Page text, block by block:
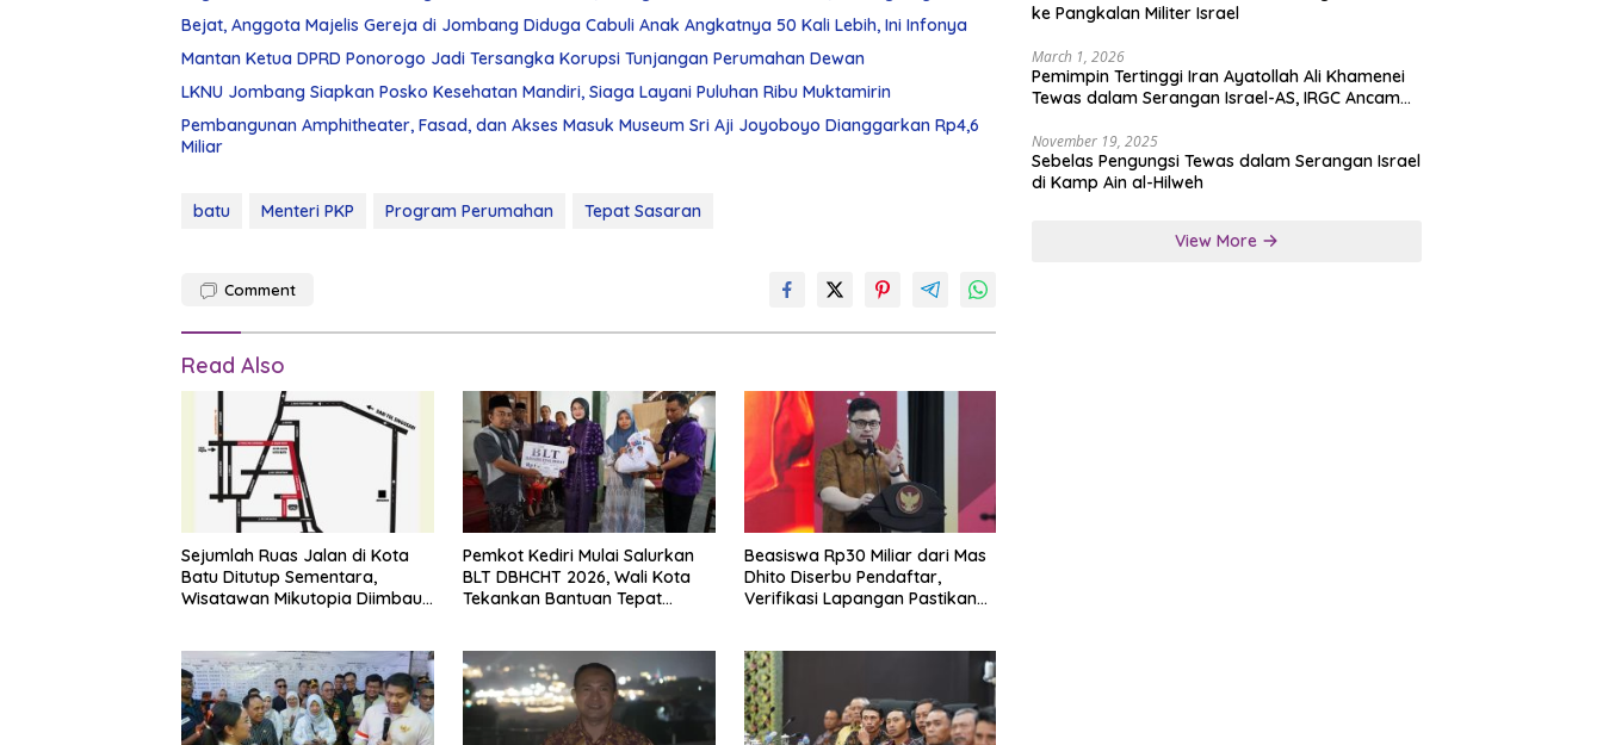
Bejat, Anggota Majelis Gereja di Jombang Diduga Cabuli Anak Angkatnya 50 Kali Lebih, Ini Infonya
Mantan Ketua DPRD Ponorogo Jadi Tersangka Korupsi Tunjangan Perumahan Dewan
LKNU Jombang Siapkan Posko Kesehatan Mandiri, Siaga Layani Puluhan Ribu Muktamirin
Pembangunan Amphitheater, Fasad, dan Akses Masuk Museum Sri Aji Joyoboyo Dianggarkan Rp4,6
Miliar
batu Menteri PKP Program Perumahan Tepat Sasaran
Comment
Read Also
Sejumlah Ruas Jalan di Kota
Batu Ditutup Sementara,
Wisatawan Mikutopia Diimbau
Pemkot Kediri Mulai Salurkan
BLT DBHCHT 2026, Wali Kota
Tekankan Bantuan Tepat
Beasiswa Rp30 Miliar dari Mas
Dhito Diserbu Pendaftar,
Verifikasi Lapangan Pastikan
ke Pangkalan Militer Israel
March 1, 2026
Pemimpin Tertinggi Iran Ayatollah Ali Khamenei
Tewas dalam Serangan Israel-AS, IRGC Ancam
November 19, 2025
Sebelas Pengungsi Tewas dalam Serangan Israel
di Kamp Ain al-Hilweh
View More